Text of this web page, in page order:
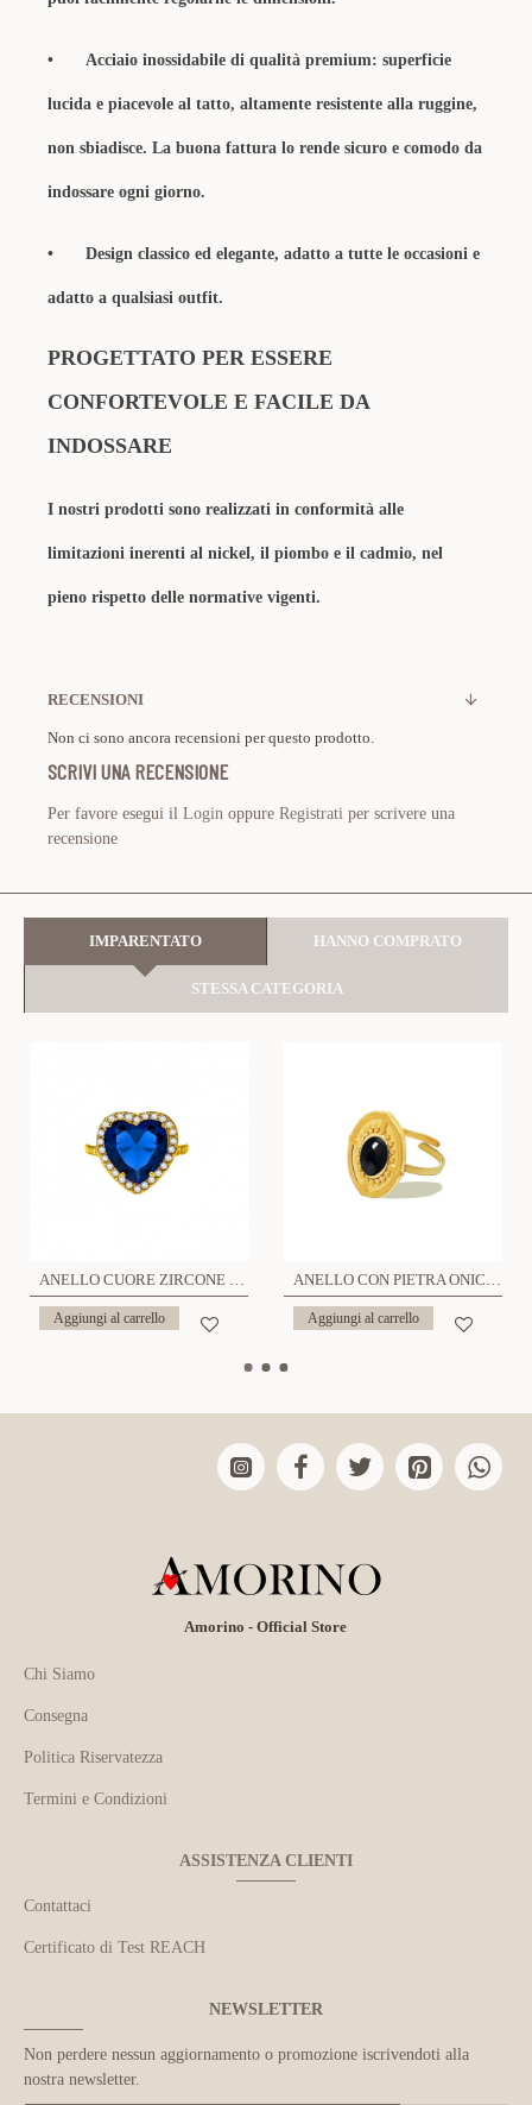
• Acciaio inossidabile di qualità premium: superficie
lucida e piacevole al tatto, altamente resistente alla ruggine,
non sbiadisce. La buona fattura lo rende sicuro e comodo da
indossare ogni giorno.
• Design classico ed elegante, adatto a tutte le occasioni e
adatto a qualsiasi outfit.
PROGETTATO PER ESSERE
CONFORTEVOLE E FACILE DA
INDOSSARE
I nostri prodotti sono realizzati in conformità alle
limitazioni inerenti al nickel, il piombo e il cadmio, nel
pieno rispetto delle normative vigenti.
RECENSIONI
Non ci sono ancora recensioni per questo prodotto.
SCRIVI UNA RECENSIONE
Per favore esegui il Login oppure Registrati per scrivere una
recensione
IMPARENTATO HANNO COMPRATO
STESSA CATEGORIA
ANELLO CUORE ZIRCONE - JN2272E50
Aggiungi al carrello
ANELLO CON PIETRA ONICE - YG20240201
Aggiungi al carrello
Amorino - Official Store
Chi Siamo
Consegna
Politica Riservatezza
Termini e Condizioni
ASSISTENZA CLIENTI
Contattaci
Certificato di Test REACH
NEWSLETTER
Non perdere nessun aggiornamento o promozione iscrivendoti alla
nostra newsletter.